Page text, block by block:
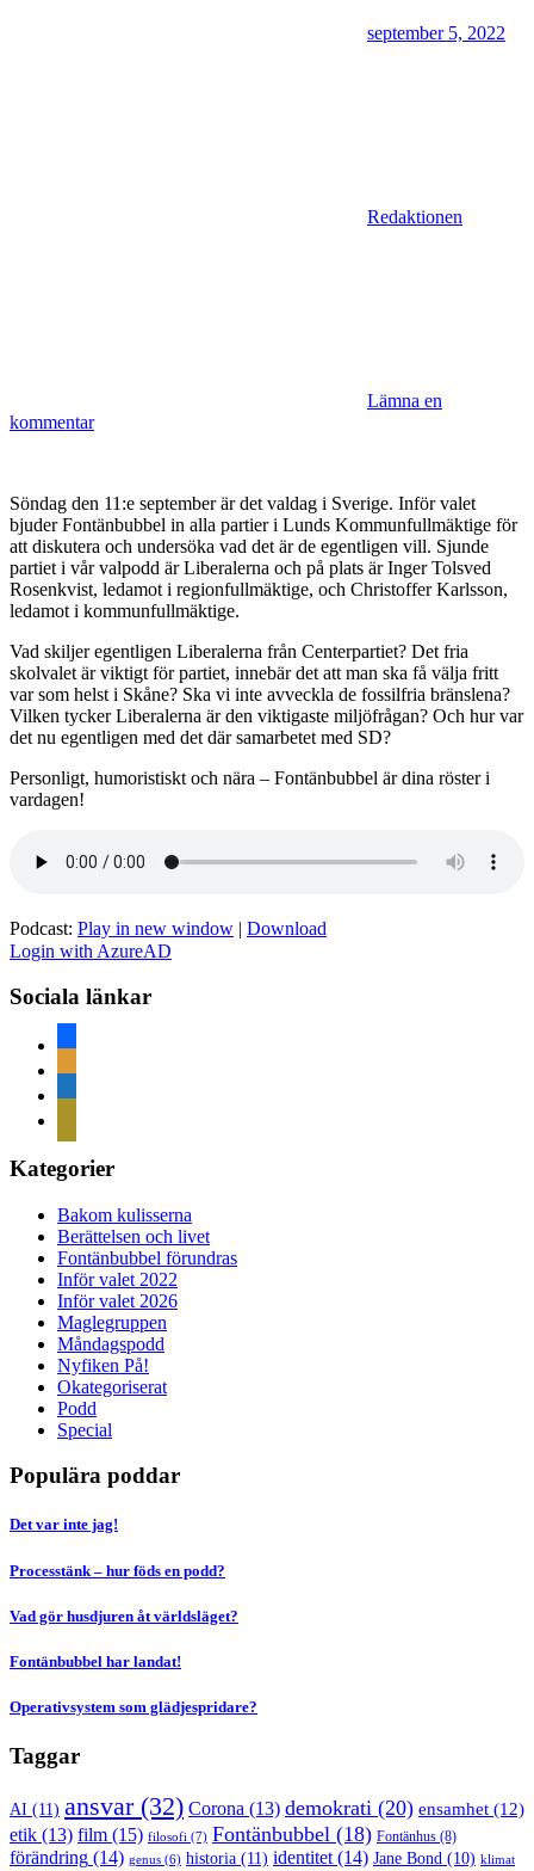
september 5, 2022
Redaktionen
Lämna en
kommentar
Söndag den 11:e september är det valdag i Sverige. Inför valet
bjuder Fontänbubbel in alla partier i Lunds Kommunfullmäktige för
att diskutera och undersöka vad det är de egentligen vill. Sjunde
partiet i vår valpodd är Liberalerna och på plats är Inger Tolsved
Rosenkvist, ledamot i regionfullmäktige, och Christoffer Karlsson,
ledamot i kommunfullmäktige.
Vad skiljer egentligen Liberalerna från Centerpartiet? Det fria
skolvalet är viktigt för partiet, innebär det att man ska få välja fritt
var som helst i Skåne? Ska vi inte avveckla de fossilfria bränslena?
Vilken tycker Liberalerna är den viktigaste miljöfrågan? Och hur var
det nu egentligen med det där samarbetet med SD?
Personligt, humoristiskt och nära – Fontänbubbel är dina röster i
vardagen!
Podcast: Play in new window | Download
Login with AzureAD
Sociala länkar
Kategorier
Bakom kulisserna
Berättelsen och livet
Fontänbubbel förundras
Inför valet 2022
Inför valet 2026
Maglegruppen
Måndagspodd
Nyfiken På!
Okategoriserat
Podd
Special
Populära poddar
Det var inte jag!
Processtänk – hur föds en podd?
Vad gör husdjuren åt världsläget?
Fontänbubbel har landat!
Operativsystem som glädjespridare?
Taggar
AI (11) ansvar(32) Corona (13) demokrati (20) ensamhet (12)
etik (13) film (15) filosofi (7) Fontänbubbel (18) Fontänhus (8)
förändring (14) genus (6) historia (11) identitet (14) Jane Bond (10) klimat